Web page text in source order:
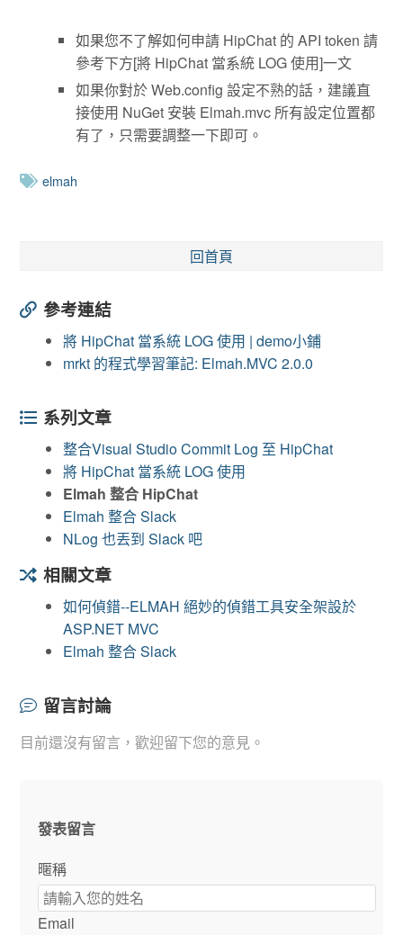
如果您不了解如何申請 HipChat 的 API token 請
參考下方[將 HipChat 當系統 LOG 使用]一文
如果你對於 Web.config 設定不熟的話，建議直
接使用 NuGet 安裝 Elmah.mvc 所有設定位置都
有了，只需要調整一下即可。
elmah
回首頁
參考連結
將 HipChat 當系統 LOG 使用 | demo小鋪
mrkt 的程式學習筆記: Elmah.MVC 2.0.0
系列文章
整合Visual Studio Commit Log 至 HipChat
將 HipChat 當系統 LOG 使用
Elmah 整合 HipChat
Elmah 整合 Slack
NLog 也丟到 Slack 吧
相關文章
如何偵錯--ELMAH 絕妙的偵錯工具安全架設於
ASP.NET MVC
Elmah 整合 Slack
留言討論
目前還沒有留言，歡迎留下您的意見。
發表留言
暱稱
Email